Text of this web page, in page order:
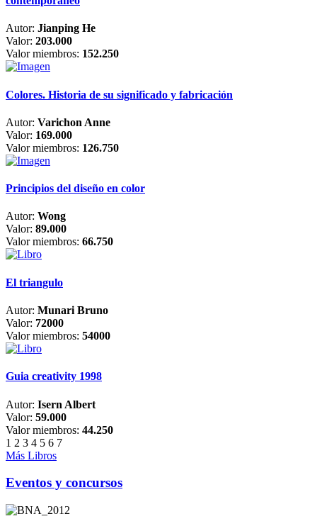
Autor: Jianping He
Valor: 203.000
Valor miembros: 152.250
Colores. Historia de su significado y fabricación
Autor: Varichon Anne
Valor: 169.000
Valor miembros: 126.750
Principios del diseño en color
Autor: Wong
Valor: 89.000
Valor miembros: 66.750
El triangulo
Autor: Munari Bruno
Valor: 72000
Valor miembros: 54000
Guia creativity 1998
Autor: Isern Albert
Valor: 59.000
Valor miembros: 44.250
1 2 3 4 5 6 7
Más Libros
Eventos y concursos